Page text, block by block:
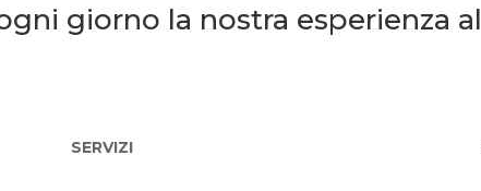
giorno la nostra esperienza al
SERVIZI